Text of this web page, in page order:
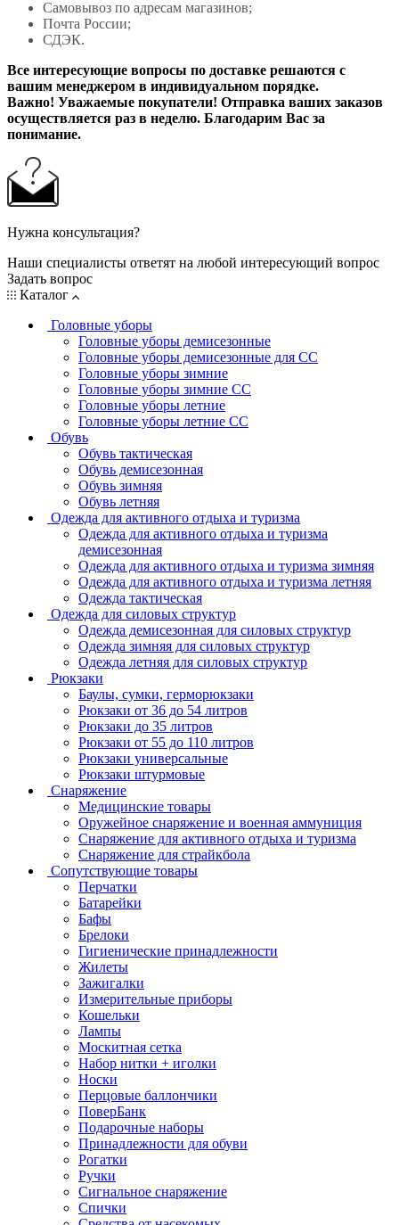
Самовывоз по адресам магазинов;
Почта России;
СДЭК.
Все интересующие вопросы по доставке решаются с
вашим менеджером в индивидуальном порядке.
Важно! Уважаемые покупатели! Отправка ваших заказов
осуществляется раз в неделю. Благодарим Вас за
понимание.
Нужна консультация?
Наши специалисты ответят на любой интересующий вопрос
Задать вопрос
Каталог
Головные уборы
Головные уборы демисезонные
Головные уборы демисезонные для СС
Головные уборы зимние
Головные уборы зимние СС
Головные уборы летние
Головные уборы летние СС
Обувь
Обувь тактическая
Обувь демисезонная
Обувь зимняя
Обувь летняя
Одежда для активного отдыха и туризма
Одежда для активного отдыха и туризма
демисезонная
Одежда для активного отдыха и туризма зимняя
Одежда для активного отдыха и туризма летняя
Одежда тактическая
Одежда для силовых структур
Одежда демисезонная для силовых структур
Одежда зимняя для силовых структур
Одежда летняя для силовых структур
Рюкзаки
Баулы, сумки, герморюкзаки
Рюкзаки от 36 до 54 литров
Рюкзаки до 35 литров
Рюкзаки от 55 до 110 литров
Рюкзаки универсальные
Рюкзаки штурмовые
Снаряжение
Медицинские товары
Оружейное снаряжение и военная аммуниция
Снаряжение для активного отдыха и туризма
Снаряжение для страйкбола
Сопутствующие товары
Перчатки
Батарейки
Бафы
Брелоки
Гигиенические принадлежности
Жилеты
Зажигалки
Измерительные приборы
Кошельки
Лампы
Москитная сетка
Набор нитки + иголки
Носки
Перцовые баллончики
ПоверБанк
Подарочные наборы
Принадлежности для обуви
Рогатки
Ручки
Сигнальное снаряжение
Спички